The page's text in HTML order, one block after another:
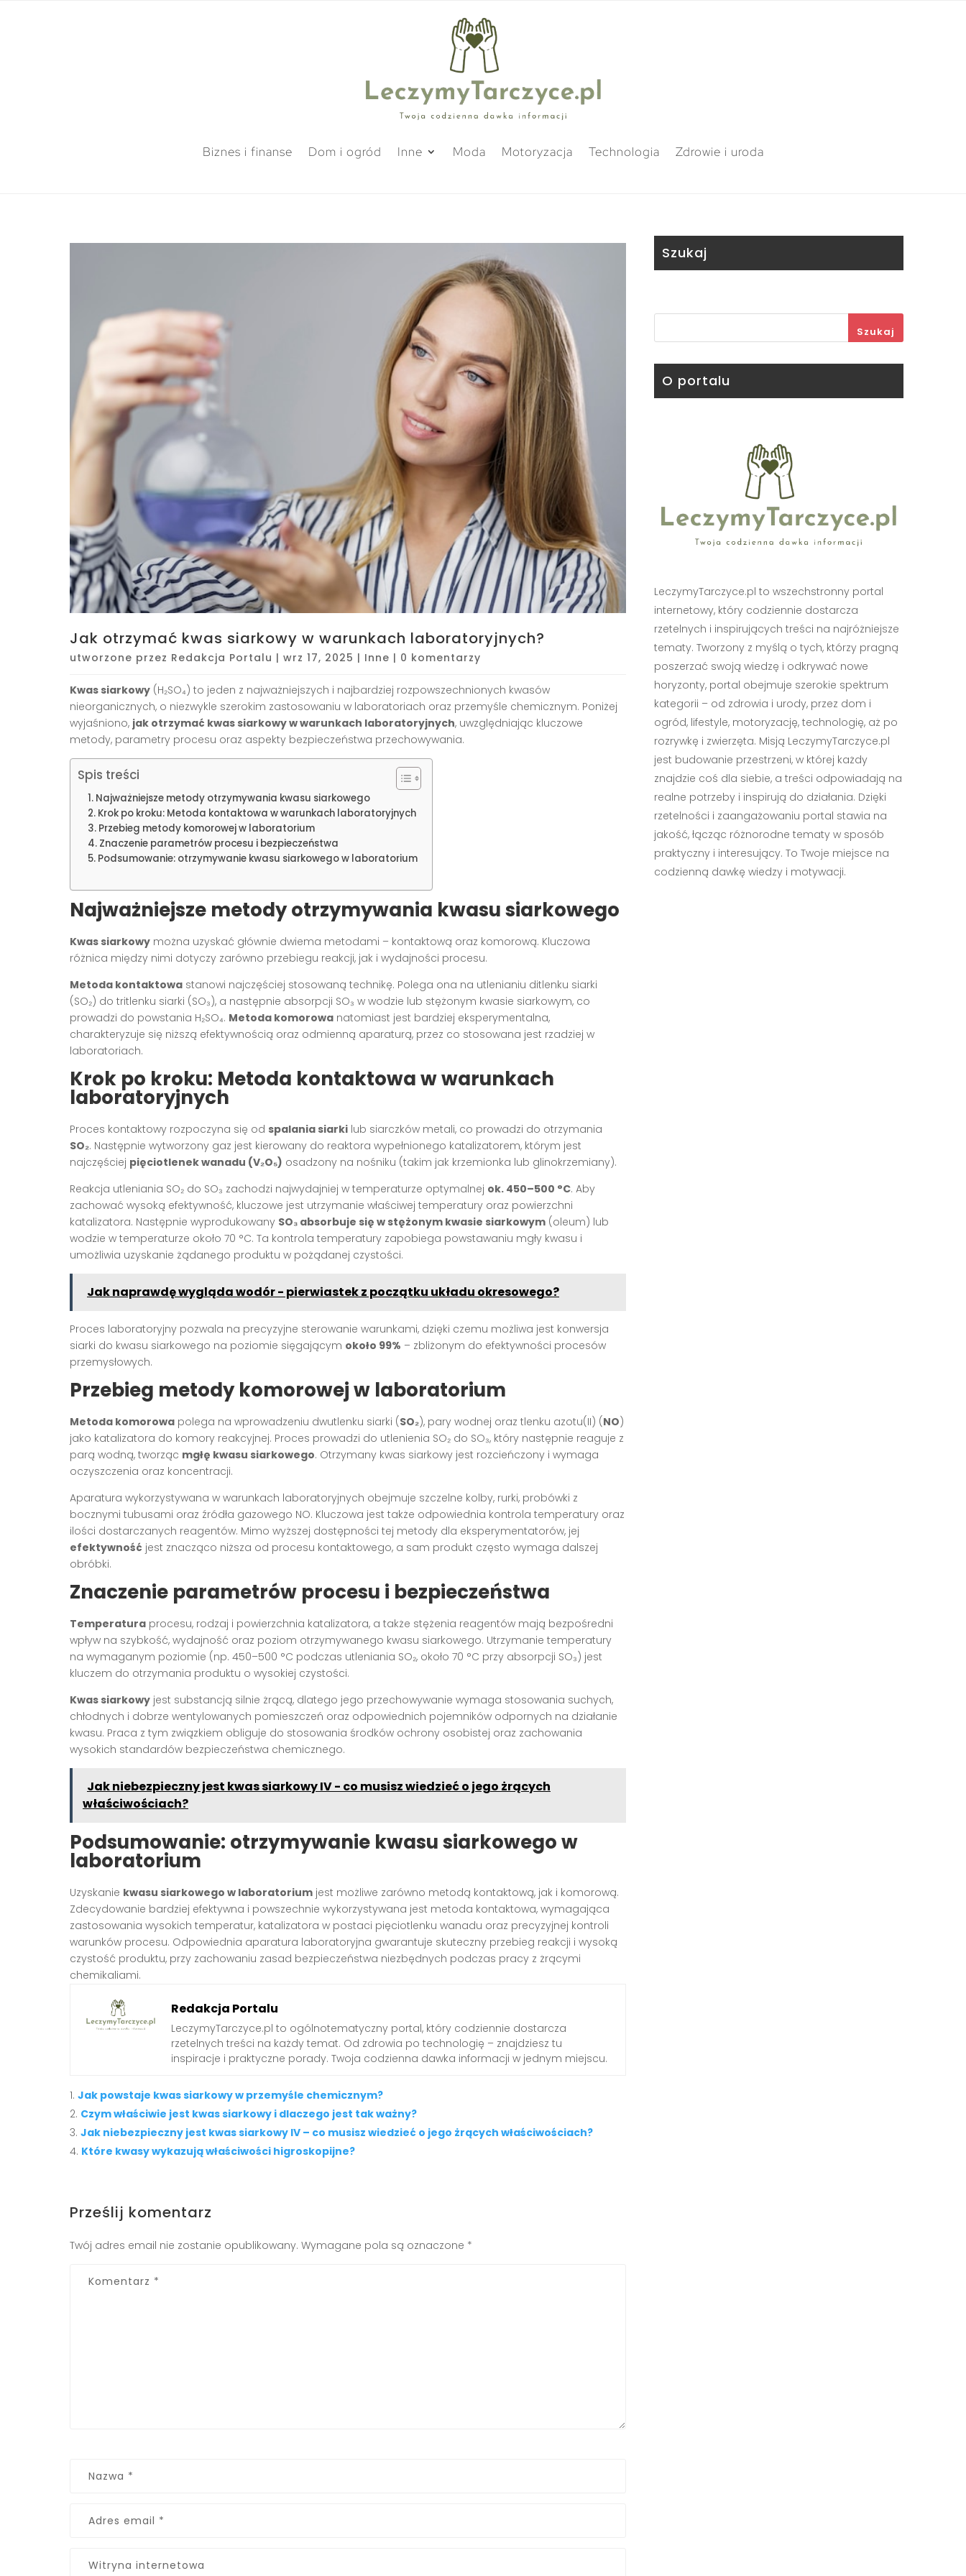
Biznes i finanse Dom i ogród Inne Moda Motoryzacja Technologia Zdrowie i uroda
Jak otrzymać kwas siarkowy w warunkach laboratoryjnych?
utworzone przez Redakcja Portalu | wrz 17, 2025 | Inne | 0 komentarzy
Kwas siarkowy (H₂SO₄) to jeden z najważniejszych i najbardziej rozpowszechnionych kwasów
nieorganicznych, o niezwykle szerokim zastosowaniu w laboratoriach oraz przemyśle chemicznym. Poniżej
wyjaśniono, jak otrzymać kwas siarkowy w warunkach laboratoryjnych, uwzględniając kluczowe
metody, parametry procesu oraz aspekty bezpieczeństwa przechowywania.
Spis treści
Najważniejsze metody otrzymywania kwasu siarkowego
Krok po kroku: Metoda kontaktowa w warunkach laboratoryjnych
Przebieg metody komorowej w laboratorium
Znaczenie parametrów procesu i bezpieczeństwa
Podsumowanie: otrzymywanie kwasu siarkowego w laboratorium
Najważniejsze metody otrzymywania kwasu siarkowego
Kwas siarkowy można uzyskać głównie dwiema metodami – kontaktową oraz komorową. Kluczowa
różnica między nimi dotyczy zarówno przebiegu reakcji, jak i wydajności procesu.
Metoda kontaktowa stanowi najczęściej stosowaną technikę. Polega ona na utlenianiu ditlenku siarki
(SO₂) do tritlenku siarki (SO₃), a następnie absorpcji SO₃ w wodzie lub stężonym kwasie siarkowym, co
prowadzi do powstania H₂SO₄. Metoda komorowa natomiast jest bardziej eksperymentalna,
charakteryzuje się niższą efektywnością oraz odmienną aparaturą, przez co stosowana jest rzadziej w
laboratoriach.
Krok po kroku: Metoda kontaktowa w warunkach
laboratoryjnych
Proces kontaktowy rozpoczyna się od spalania siarki lub siarczków metali, co prowadzi do otrzymania
SO₂. Następnie wytworzony gaz jest kierowany do reaktora wypełnionego katalizatorem, którym jest
najczęściej pięciotlenek wanadu (V₂O₅) osadzony na nośniku (takim jak krzemionka lub glinokrzemiany).
Reakcja utleniania SO₂ do SO₃ zachodzi najwydajniej w temperaturze optymalnej ok. 450–500 °C. Aby
zachować wysoką efektywność, kluczowe jest utrzymanie właściwej temperatury oraz powierzchni
katalizatora. Następnie wyprodukowany SO₃ absorbuje się w stężonym kwasie siarkowym (oleum) lub
wodzie w temperaturze około 70 °C. Ta kontrola temperatury zapobiega powstawaniu mgły kwasu i
umożliwia uzyskanie żądanego produktu w pożądanej czystości.
Jak naprawdę wygląda wodór - pierwiastek z początku układu okresowego?
Proces laboratoryjny pozwala na precyzyjne sterowanie warunkami, dzięki czemu możliwa jest konwersja
siarki do kwasu siarkowego na poziomie sięgającym około 99% – zbliżonym do efektywności procesów
przemysłowych.
Przebieg metody komorowej w laboratorium
Metoda komorowa polega na wprowadzeniu dwutlenku siarki (SO₂), pary wodnej oraz tlenku azotu(II) (NO)
jako katalizatora do komory reakcyjnej. Proces prowadzi do utlenienia SO₂ do SO₃, który następnie reaguje z
parą wodną, tworząc mgłę kwasu siarkowego. Otrzymany kwas siarkowy jest rozcieńczony i wymaga
oczyszczenia oraz koncentracji.
Aparatura wykorzystywana w warunkach laboratoryjnych obejmuje szczelne kolby, rurki, probówki z
bocznymi tubusami oraz źródła gazowego NO. Kluczowa jest także odpowiednia kontrola temperatury oraz
ilości dostarczanych reagentów. Mimo wyższej dostępności tej metody dla eksperymentatorów, jej
efektywność jest znacząco niższa od procesu kontaktowego, a sam produkt często wymaga dalszej
obróbki.
Znaczenie parametrów procesu i bezpieczeństwa
Temperatura procesu, rodzaj i powierzchnia katalizatora, a także stężenia reagentów mają bezpośredni
wpływ na szybkość, wydajność oraz poziom otrzymywanego kwasu siarkowego. Utrzymanie temperatury
na wymaganym poziomie (np. 450–500 °C podczas utleniania SO₂, około 70 °C przy absorpcji SO₃) jest
kluczem do otrzymania produktu o wysokiej czystości.
Kwas siarkowy jest substancją silnie żrącą, dlatego jego przechowywanie wymaga stosowania suchych,
chłodnych i dobrze wentylowanych pomieszczeń oraz odpowiednich pojemników odpornych na działanie
kwasu. Praca z tym związkiem obliguje do stosowania środków ochrony osobistej oraz zachowania
wysokich standardów bezpieczeństwa chemicznego.
Jak niebezpieczny jest kwas siarkowy IV - co musisz wiedzieć o jego żrących
właściwościach?
Podsumowanie: otrzymywanie kwasu siarkowego w
laboratorium
Uzyskanie kwasu siarkowego w laboratorium jest możliwe zarówno metodą kontaktową, jak i komorową.
Zdecydowanie bardziej efektywna i powszechnie wykorzystywana jest metoda kontaktowa, wymagająca
zastosowania wysokich temperatur, katalizatora w postaci pięciotlenku wanadu oraz precyzyjnej kontroli
warunków procesu. Odpowiednia aparatura laboratoryjna gwarantuje skuteczny przebieg reakcji i wysoką
czystość produktu, przy zachowaniu zasad bezpieczeństwa niezbędnych podczas pracy z żrącymi
chemikaliami.
Redakcja Portalu
LeczymyTarczyce.pl to ogólnotematyczny portal, który codziennie dostarcza
rzetelnych treści na każdy temat. Od zdrowia po technologię – znajdziesz tu
inspiracje i praktyczne porady. Twoja codzienna dawka informacji w jednym miejscu.
Jak powstaje kwas siarkowy w przemyśle chemicznym?
Czym właściwie jest kwas siarkowy i dlaczego jest tak ważny?
Jak niebezpieczny jest kwas siarkowy IV – co musisz wiedzieć o jego żrących właściwościach?
Które kwasy wykazują właściwości higroskopijne?
Prześlij komentarz
Twój adres email nie zostanie opublikowany. Wymagane pola są oznaczone *
Szukaj
Szukaj
O portalu
LeczymyTarczyce.pl to wszechstronny portal
internetowy, który codziennie dostarcza
rzetelnych i inspirujących treści na najróżniejsze
tematy. Tworzony z myślą o tych, którzy pragną
poszerzać swoją wiedzę i odkrywać nowe
horyzonty, portal obejmuje szerokie spektrum
kategorii – od zdrowia i urody, przez dom i
ogród, lifestyle, motoryzację, technologię, aż po
rozrywkę i zwierzęta. Misją LeczymyTarczyce.pl
jest budowanie przestrzeni, w której każdy
znajdzie coś dla siebie, a treści odpowiadają na
realne potrzeby i inspirują do działania. Dzięki
rzetelności i zaangażowaniu portal stawia na
jakość, łącząc różnorodne tematy w sposób
praktyczny i interesujący. To Twoje miejsce na
codzienną dawkę wiedzy i motywacji.